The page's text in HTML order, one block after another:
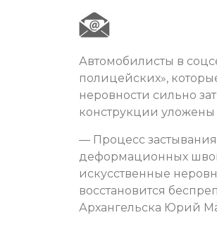
Автомобилисты в
полицейских»,
неровности сильно
конструкции уложены
— Процесс
деформационных
искусственные
восстановится
Архангельска Юрий